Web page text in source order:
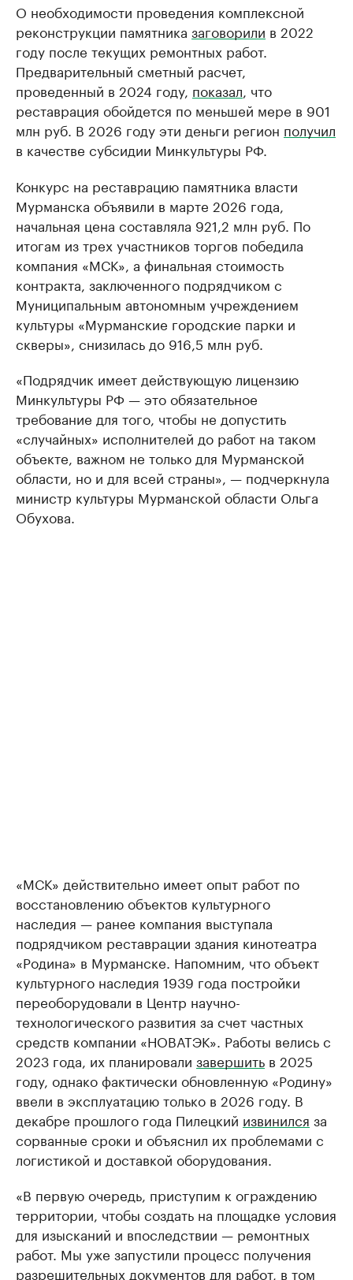
О необходимости проведения комплексной
реконструкции памятника заговорили в 2022
году после текущих ремонтных работ.
Предварительный сметный расчет,
проведенный в 2024 году, показал, что
реставрация обойдется по меньшей мере в 901
млн руб. В 2026 году эти деньги регион получил
в качестве субсидии Минкультуры РФ.
Конкурс на реставрацию памятника власти
Мурманска объявили в марте 2026 года,
начальная цена составляла 921,2 млн руб. По
итогам из трех участников торгов победила
компания «МСК», а финальная стоимость
контракта, заключенного подрядчиком с
Муниципальным автономным учреждением
культуры «Мурманские городские парки и
скверы», снизилась до 916,5 млн руб.
«Подрядчик имеет действующую лицензию
Минкультуры РФ — это обязательное
требование для того, чтобы не допустить
«случайных» исполнителей до работ на таком
объекте, важном не только для Мурманской
области, но и для всей страны», — подчеркнула
министр культуры Мурманской области Ольга
Обухова.
«МСК» действительно имеет опыт работ по
восстановлению объектов культурного
наследия — ранее компания выступала
подрядчиком реставрации здания кинотеатра
«Родина» в Мурманске. Напомним, что объект
культурного наследия 1939 года постройки
переоборудовали в Центр научно-
технологического развития за счет частных
средств компании «НОВАТЭК». Работы велись с
2023 года, их планировали завершить в 2025
году, однако фактически обновленную «Родину»
ввели в эксплуатацию только в 2026 году. В
декабре прошлого года Пилецкий извинился за
сорванные сроки и объяснил их проблемами с
логистикой и доставкой оборудования.
«В первую очередь, приступим к ограждению
территории, чтобы создать на площадке условия
для изысканий и впоследствии — ремонтных
работ. Мы уже запустили процесс получения
разрешительных документов для работ, в том